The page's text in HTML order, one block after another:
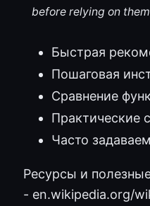
before relying on
Быстрая
Пошаговая
Сравнение
Практические
Часто
Ресурсы и
- en.wikipedia.org/